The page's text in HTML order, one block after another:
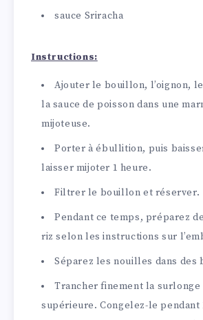
sauce Sriracha
Instructions:
Ajouter le bouillon, l’oignon,
la sauce de poisson dans une
mijoteuse.
Porter à ébullition, puis
laisser mijoter 1 heure.
Filtrer le bouillon et réserver.
Pendant ce temps, préparez
riz selon les instructions sur
Séparez les nouilles dans des
Trancher finement la surlonge
supérieure. Congelez-le pendant